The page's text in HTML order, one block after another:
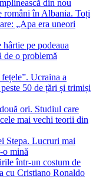
din nou
români în Albania. Toți
„Apa era uneori
pe podeaua
de o problemă
Ucraina a
50 de țări și trimiși
ori. Studiul care
mai vechi teorii din
Stepa. Lucruri mai
o mină
într-un costum de
cu Cristiano Ronaldo